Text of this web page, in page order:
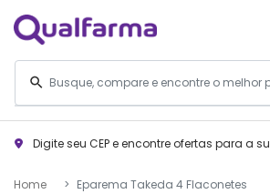
Digite seu CEP e encontre ofertas para a
Home
Eparema Takeda 4 Flaconetes